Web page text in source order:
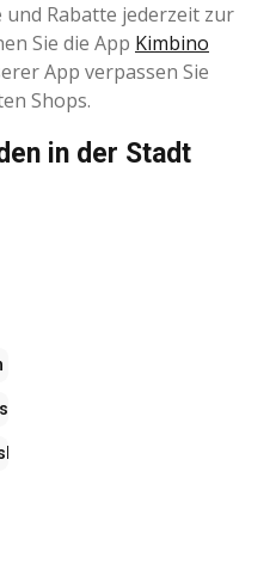
und Rabatte jederzeit zur
Sie die App Kimbino
App verpassen Sie
Shops.
in der Stadt